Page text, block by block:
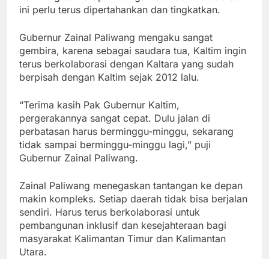
ini perlu terus dipertahankan dan tingkatkan.
Gubernur Zainal Paliwang mengaku sangat
gembira, karena sebagai saudara tua, Kaltim ingin
terus berkolaborasi dengan Kaltara yang sudah
berpisah dengan Kaltim sejak 2012 lalu.
“Terima kasih Pak Gubernur Kaltim,
pergerakannya sangat cepat. Dulu jalan di
perbatasan harus berminggu-minggu, sekarang
tidak sampai berminggu-minggu lagi,” puji
Gubernur Zainal Paliwang.
Zainal Paliwang menegaskan tantangan ke depan
makin kompleks. Setiap daerah tidak bisa berjalan
sendiri. Harus terus berkolaborasi untuk
pembangunan inklusif dan kesejahteraan bagi
masyarakat Kalimantan Timur dan Kalimantan
Utara.